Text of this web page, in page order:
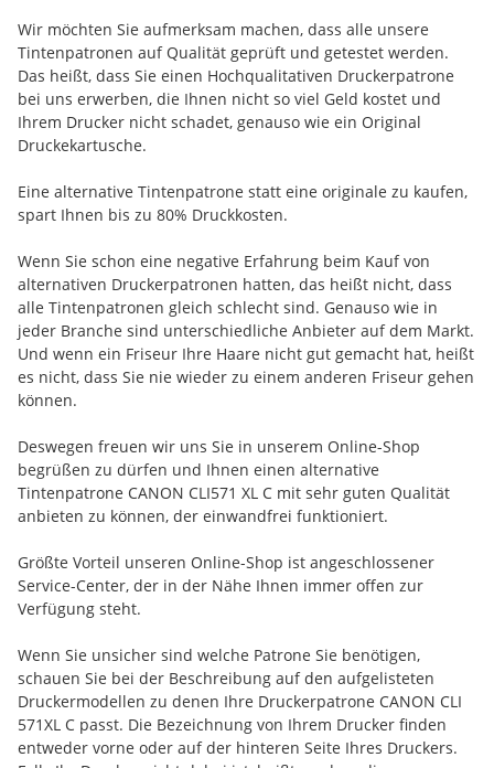
Wir möchten Sie aufmerksam machen, dass alle unsere
Tintenpatronen auf Qualität geprüft und getestet werden.
Das heißt, dass Sie einen Hochqualitativen Druckerpatrone
bei uns erwerben, die Ihnen nicht so viel Geld kostet und
Ihrem Drucker nicht schadet, genauso wie ein Original
Druckekartusche.
Eine alternative Tintenpatrone statt eine originale zu kaufen,
spart Ihnen bis zu 80% Druckkosten.
Wenn Sie schon eine negative Erfahrung beim Kauf von
alternativen Druckerpatronen hatten, das heißt nicht, dass
alle Tintenpatronen gleich schlecht sind. Genauso wie in
jeder Branche sind unterschiedliche Anbieter auf dem Markt.
Und wenn ein Friseur Ihre Haare nicht gut gemacht hat, heißt
es nicht, dass Sie nie wieder zu einem anderen Friseur gehen
können.
Deswegen freuen wir uns Sie in unserem Online-Shop
begrüßen zu dürfen und Ihnen einen alternative
Tintenpatrone CANON CLI571 XL C mit sehr guten Qualität
anbieten zu können, der einwandfrei funktioniert.
Größte Vorteil unseren Online-Shop ist angeschlossener
Service-Center, der in der Nähe Ihnen immer offen zur
Verfügung steht.
Wenn Sie unsicher sind welche Patrone Sie benötigen,
schauen Sie bei der Beschreibung auf den aufgelisteten
Druckermodellen zu denen Ihre Druckerpatrone CANON CLI
571XL C passt. Die Bezeichnung von Ihrem Drucker finden
entweder vorne oder auf der hinteren Seite Ihres Druckers.